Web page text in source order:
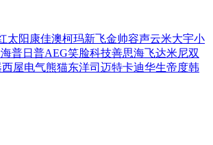
太阳 康佳澳柯玛新飞金帅容声云米大宇小
海普日普AEG笑脸科技善思海飞达米尼双
西屋电气熊猫东洋司迈特卡迪华生帝度韩